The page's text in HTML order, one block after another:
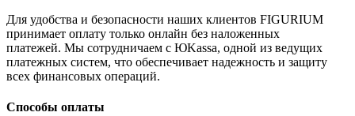
Для удобства и безопасности наших клиентов FIGURIUM
принимает оплату только онлайн без наложенных
платежей. Мы сотрудничаем с ЮKassa, одной из ведущих
платежных систем, что обеспечивает надежность и защиту
всех финансовых операций.
Способы оплаты